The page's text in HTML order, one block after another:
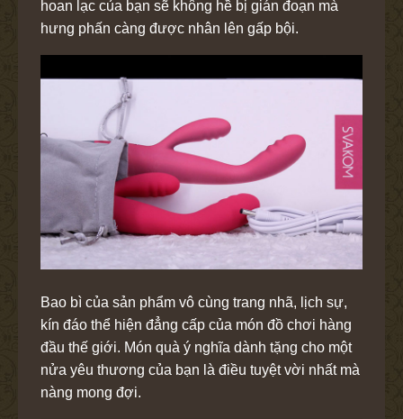
hoan lạc của bạn sẽ không hề bị gián đoạn mà
hưng phấn càng được nhân lên gấp bội.
Bao bì của sản phẩm vô cùng trang nhã, lịch sự,
kín đáo thể hiện đẳng cấp của món đồ chơi hàng
đầu thế giới. Món quà ý nghĩa dành tặng cho một
nửa yêu thương của bạn là điều tuyệt vời nhất mà
nàng mong đợi.